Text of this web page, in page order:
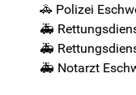
🚓 Polizei
🚑
🚑
🚑 Notarzt